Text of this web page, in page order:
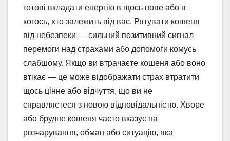
готові вкладати енергію в щось нове або в
когось, хто залежить від вас. Рятувати кошеня
від небезпеки — сильний позитивний сигнал
перемоги над страхами або допомоги комусь
слабшому. Якщо ви втрачаєте кошеня або воно
втікає — це може відображати страх втратити
щось цінне або відчуття, що ви не
справляєтеся з новою відповідальністю. Хворе
або брудне кошеня часто вказує на
розчарування, обман або ситуацію, яка